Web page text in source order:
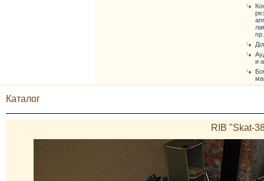
и
Каталог
RIB "Skat-